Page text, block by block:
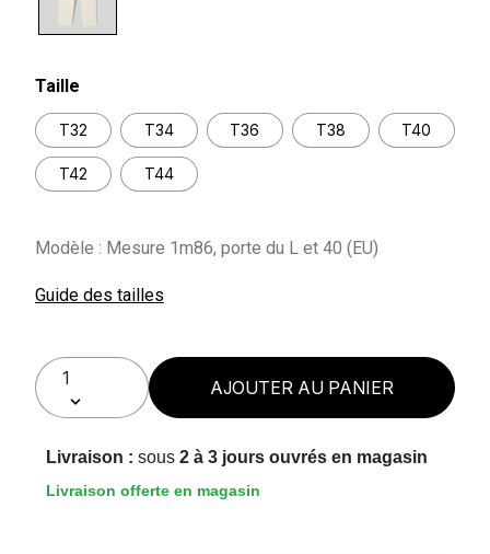
Taille
T32 T34 T36 T38 T40
T42 T44
Modèle : Mesure 1m86, porte du L et 40 (EU)
Guide des tailles
AJOUTER AU PANIER
Livraison : sous 2 à 3 jours ouvrés en magasin
Livraison offerte en magasin